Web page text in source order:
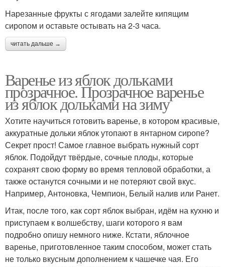
Нарезанные фрукты с ягодами залейте кипящим
сиропом и оставьте остывать на 2-3 часа.
читать дальше →
Варенье из яблок дольками
прозрачное. Прозрачное варенье
из яблок дольками на зиму
Хотите научиться готовить варенье, в котором красивые,
аккуратные дольки яблок утопают в янтарном сиропе?
Секрет прост! Самое главное выбрать нужный сорт
яблок. Подойдут твёрдые, сочные плоды, которые
сохранят свою форму во время тепловой обработки, а
также останутся сочными и не потеряют свой вкус.
Например, Антоновка, Чемпион, Белый налив или Ранет.
Итак, после того, как сорт яблок выбран, идём на кухню и
приступаем к волшебству, шаги которого я вам
подробно опишу немного ниже. Кстати, яблочное
варенье, приготовленное таким способом, может стать
не только вкусным дополнением к чашечке чая. Его